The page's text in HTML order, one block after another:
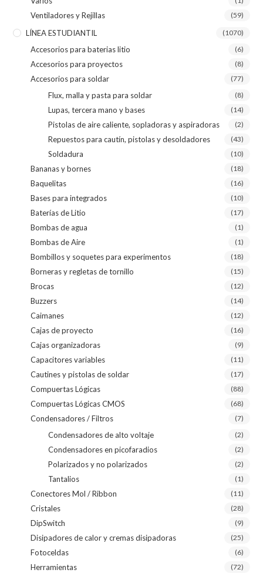
Ventiladores y Rejillas (59)
LÍNEA ESTUDIANTIL (1070)
Accesorios para baterias litio (6)
Accesorios para proyectos (8)
Accesorios para soldar (77)
Flux, malla y pasta para soldar (8)
Lupas, tercera mano y bases (14)
Pistolas de aire caliente, sopladoras y aspiradoras (2)
Repuestos para cautín, pistolas y desoldadores (43)
Soldadura (10)
Bananas y bornes (18)
Baquelitas (16)
Bases para integrados (10)
Baterías de Litio (17)
Bombas de agua (1)
Bombas de Aire (1)
Bombillos y soquetes para experimentos (18)
Borneras y regletas de tornillo (15)
Brocas (12)
Buzzers (14)
Caimanes (12)
Cajas de proyecto (16)
Cajas organizadoras (9)
Capacitores variables (11)
Cautines y pistolas de soldar (17)
Compuertas Lógicas (88)
Compuertas Lógicas CMOS (68)
Condensadores / Filtros (7)
Condensadores de alto voltaje (2)
Condensadores en picofaradios (2)
Polarizados y no polarizados (2)
Tantalios (1)
Conectores Mol / Ribbon (11)
Cristales (28)
DipSwitch (9)
Disipadores de calor y cremas disipadoras (25)
Fotoceldas (6)
Herramientas (72)